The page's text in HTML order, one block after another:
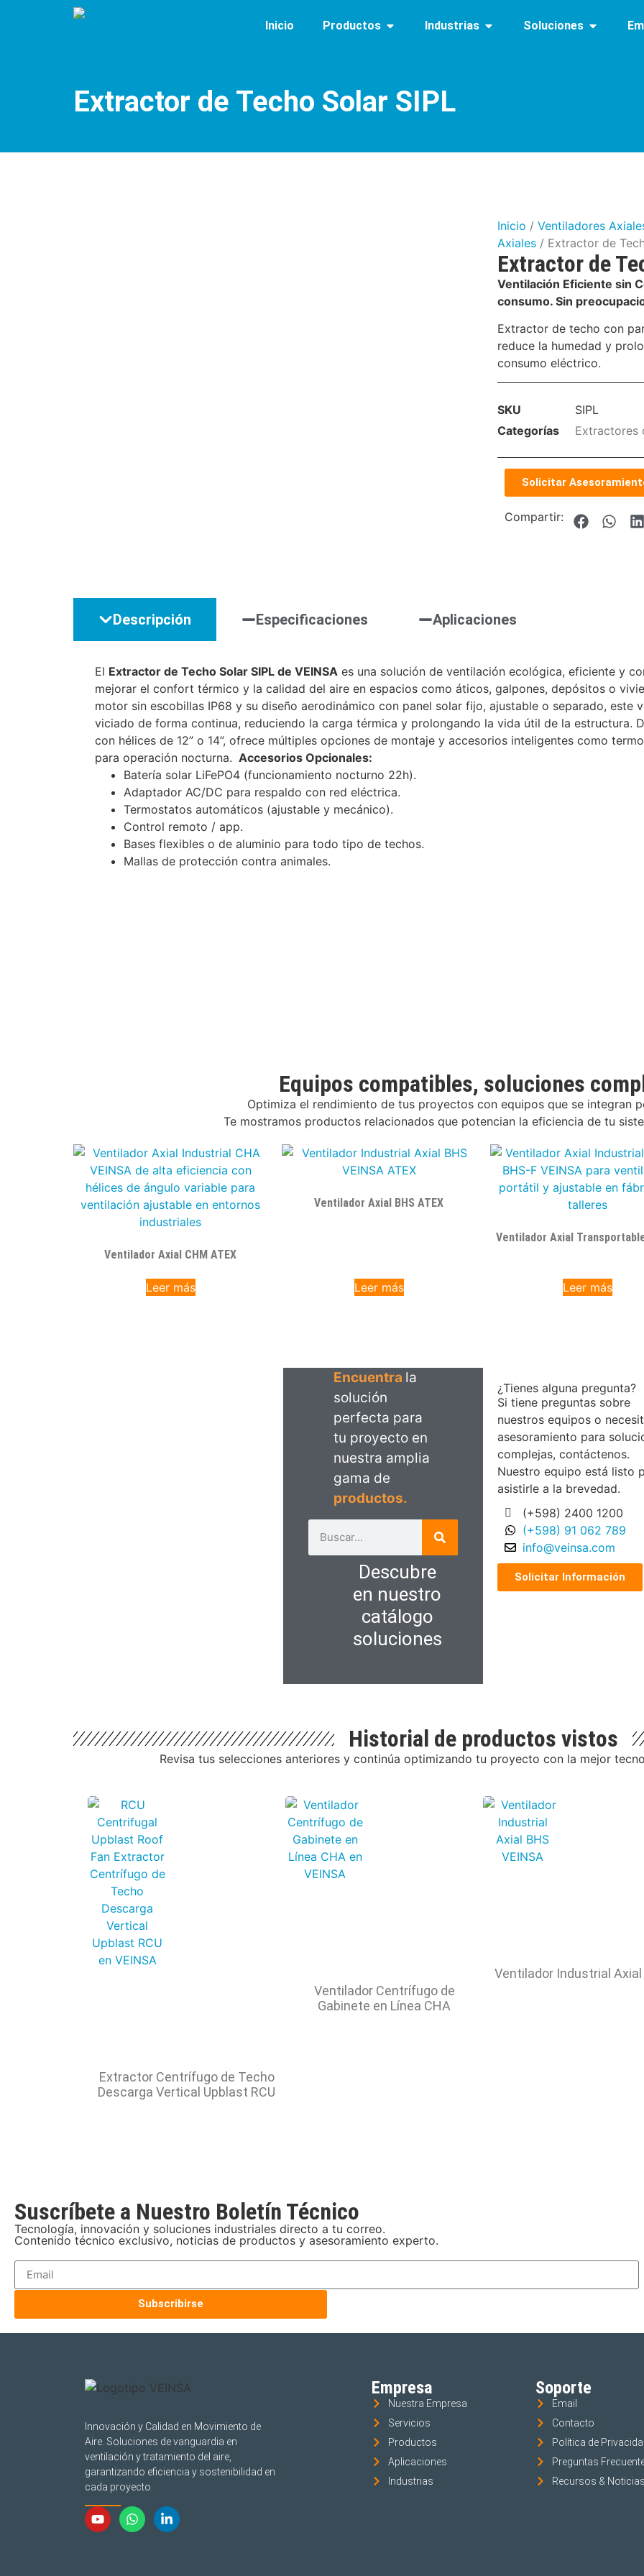
Inicio Productos Industrias Soluciones
Extractor de Techo Solar SIPL
Inicio / Ventiladores
Axiales / Extractor de
Extractor de
Ventilación Eficiente sin
consumo. Sin
Extractor de techo con
reduce la humedad y
consumo eléctrico.
SKU
SIPL
Categorías
Extractores
Solicitar
Compartir:
Descripción Especificaciones Aplicaciones
El Extractor de Techo Solar SIPL de VEINSA es una solución de ventilación ecológica, eficiente y
mejorar el confort térmico y la calidad del aire en espacios como áticos, galpones, depósitos o
motor sin escobillas IP68 y su diseño aerodinámico con panel solar fijo, ajustable o separado, este
viciado de forma continua, reduciendo la carga térmica y prolongando la vida útil de la estructura.
con hélices de 12” o 14”, ofrece múltiples opciones de montaje y accesorios inteligentes como
para operación nocturna. Accesorios Opcionales:
Batería solar LiFePO4 (funcionamiento nocturno 22h).
Adaptador AC/DC para respaldo con red eléctrica.
Termostatos automáticos (ajustable y mecánico).
Control remoto / app.
Bases flexibles o de aluminio para todo tipo de techos.
Mallas de protección contra animales.
Equipos compatibles, soluciones
Optimiza el rendimiento de tus proyectos con equipos que se integran
Te mostramos productos relacionados que potencian la eficiencia de tu
Ventilador Axial CHM ATEX
Leer más
Ventilador Axial BHS ATEX
Leer más
Ventilador Axial
Leer más
Encuentra la
solución
perfecta para
tu proyecto en
nuestra amplia
gama de
productos.
Descubre
en nuestro
catálogo
soluciones
¿Tienes alguna pregunta?
Si tiene preguntas sobre
nuestros equipos o
asesoramiento para
complejas, contáctenos.
Nuestro equipo está listo
asistirle a la brevedad.
(+598) 2400 1200
(+598) 91 062 789
info@veinsa.com
Solicitar Información
Historial de productos vistos
Extractor Centrífugo de Techo
Descarga Vertical Upblast RCU
Ventilador Centrífugo de
Gabinete en Línea CHA
Ventilador Industrial Axial
Revisa tus selecciones anteriores y continúa optimizando tu proyecto con la mejor
Suscríbete a Nuestro Boletín Técnico
Tecnología, innovación y soluciones industriales directo a tu correo.
Contenido técnico exclusivo, noticias de productos y asesoramiento experto.
Subscribirse
Innovación y Calidad en Movimiento de
Aire. Soluciones de vanguardia en
ventilación y tratamiento del aire,
garantizando eficiencia y sostenibilidad en
cada proyecto.
Empresa
Nuestra Empresa
Servicios
Productos
Aplicaciones
Industrias
Soporte
Email
Contacto
Política de
Preguntas
Recursos & Noticias